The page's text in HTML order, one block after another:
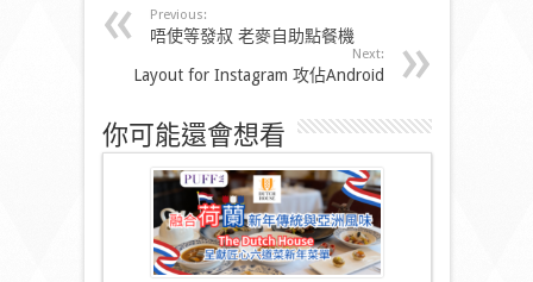
Previous:
唔使等發叔 老麥自助點餐機
Next:
Layout for Instagram 攻佔Android
你可能還會想看